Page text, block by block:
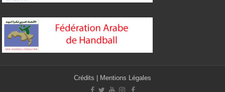
Crédits Mentions Légales